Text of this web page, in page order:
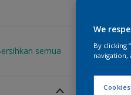
semua
We
By clicking
navigation,